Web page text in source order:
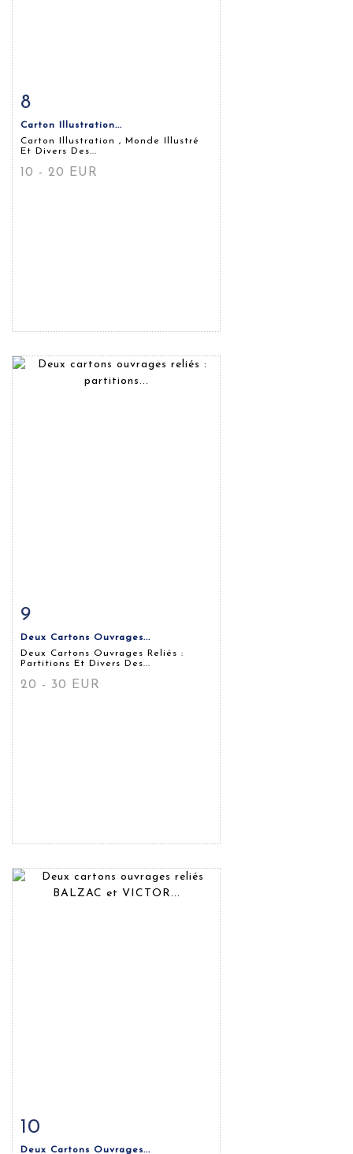
Fiche détaillée
8
Carton Illustration...
Carton Illustration , Monde Illustré
Et Divers Des...
10 - 20 EUR
Fiche détaillée
9
Deux Cartons Ouvrages...
Deux Cartons Ouvrages Reliés :
Partitions Et Divers Des...
20 - 30 EUR
Fiche détaillée
10
Deux Cartons Ouvrages...